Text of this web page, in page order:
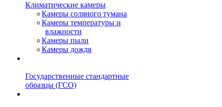
Климатические камеры
Камеры соляного тумана
Камеры температуры и
влажности
Камеры пыли
Камеры дождя
Государственные стандартные
образцы (ГСО)